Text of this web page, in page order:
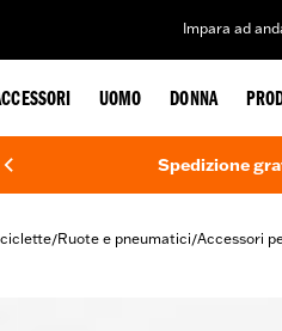
Impara ad
UOMO DONNA
Spedizione
/Ruote e pneumatici/Accessori